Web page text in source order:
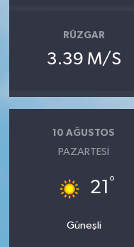
RÜZGAR
3.39 M/S
10 AĞUSTOS
PAZARTESI
21 °
Güneşli